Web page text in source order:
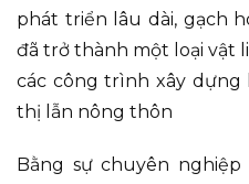
phát triển lâu dài, gạch
đã trở thành một loại vật
các công trình xây dựng
thị lẫn nông thôn
Bằng sự chuyên